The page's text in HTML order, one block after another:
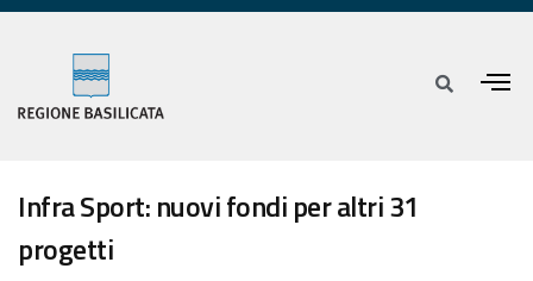
Infra Sport: nuovi fondi per altri 31
progetti